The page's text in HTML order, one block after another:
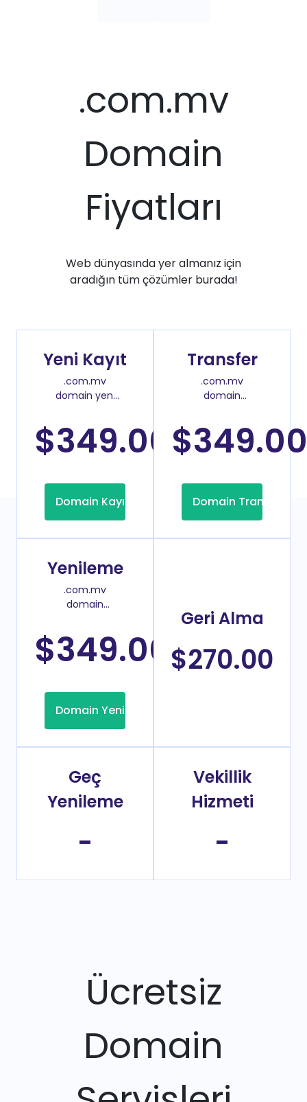
.com.mv
Domain
Fiyatları
Web dünyasında yer almanız için
aradığın tüm çözümler burada!
Yeni Kayıt
.com.mv
domain yeni
$349.00 /Yıl
Domain Kayıt
Transfer
.com.mv
domain
$349.00
Domain Transfer
Yenileme
.com.mv
domain
$349.00 /Yıl
Domain Yenileme
Geri Alma
$270.00
Geç
Yenileme
-
Vekillik
Hizmeti
-
Ücretsiz
Domain